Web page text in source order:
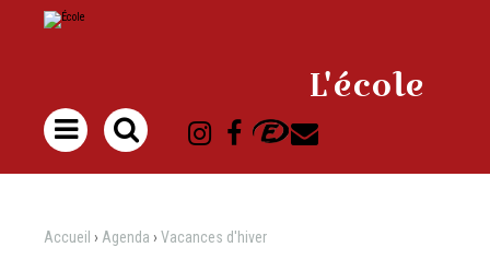
au
contenu.
personnels
L'école

Accueil › Agenda › Vacances d'hiver